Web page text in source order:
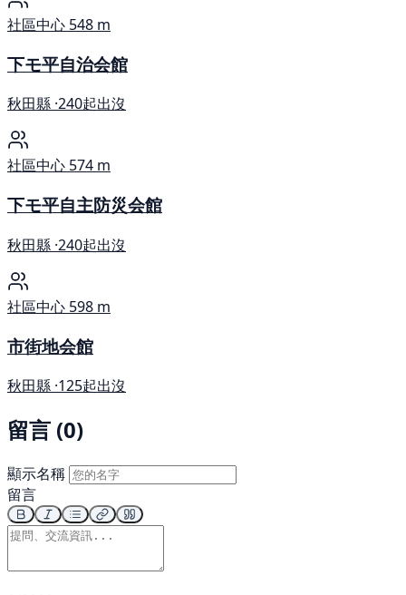
社區中心 548 m
下モ平自治会館
秋田縣 ·240起出沒
社區中心 574 m
下モ平自主防災会館
秋田縣 ·240起出沒
社區中心 598 m
市街地会館
秋田縣 ·125起出沒
留言 (0)
顯示名稱
留言